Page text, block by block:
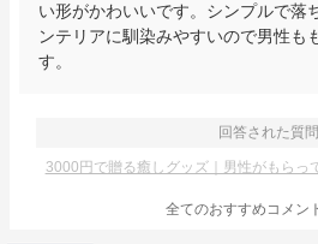
い形がかわいいです。シンプルで落
ンテリアに馴染みやすいので男性も
す。
回答された質問
3000円で贈る癒しグッズ｜男性がもらっ
全てのおすすめコメン